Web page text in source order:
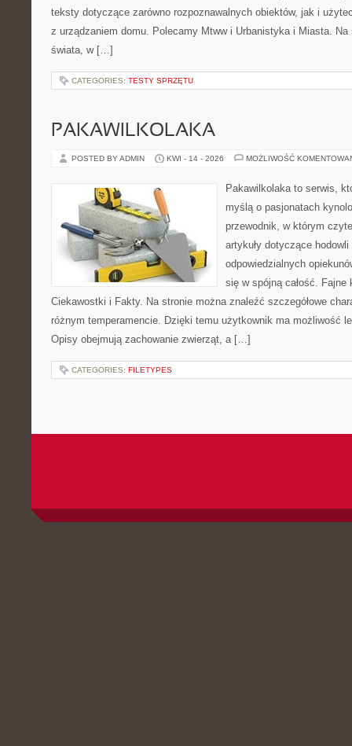
teksty dotyczące zarówno rozpoznawalnych obiektów, jak i
z urządzaniem domu. Polecamy Mtww i Urbanistyka i Miasta.
świata, w […]
CATEGORIES: TESTY SPRZĘTU
PAKAWILKOLAKA
POSTED BY ADMIN KWI - 14 - 2026 MOŻLIWOŚĆ
Pakawilkolaka to serwis,
myślą o pasjonatach
przewodnik, w którym
artykuły dotyczące
odpowiedzialnych
się w spójną całość.
Ciekawostki i Fakty. Na stronie można znaleźć szczegółowe
różnym temperamencie. Dzięki temu użytkownik ma możliwość
Opisy obejmują zachowanie zwierząt, a […]
CATEGORIES: FILETYPES